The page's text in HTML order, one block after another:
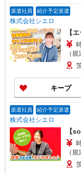
派遣社員 紹介予定派遣
株式会社シエロ
【
（規定あり）
+゜
頂く
い・
+゜
キープ
派遣社員 紹介予定派遣
株式会社シエロ
【
（規定あり）
+゜
頂く